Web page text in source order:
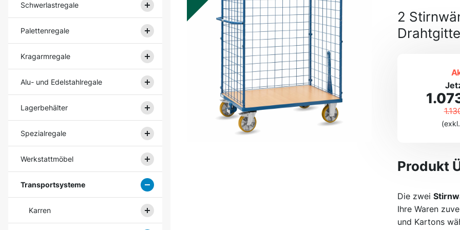
Schwerlastregale
Palettenregale
Kragarmregale
Alu- und Edelstahlregale
Lagerbehälter
Spezialregale
Werkstattmöbel
Transportsysteme
Karren
2
Produkt
Die zwei
Ihre Waren
und Kartons